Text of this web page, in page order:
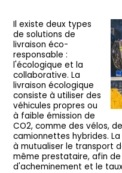
Il existe deux types
de solutions de
livraison éco-
responsable :
l'écologique et la
collaborative. La
livraison écologique
consiste à utiliser des
véhicules propres ou
à faible émission de
CO2, comme des vélos,
camionnettes hybrides.
à mutualiser le transport
même prestataire, afin
d'acheminement et le